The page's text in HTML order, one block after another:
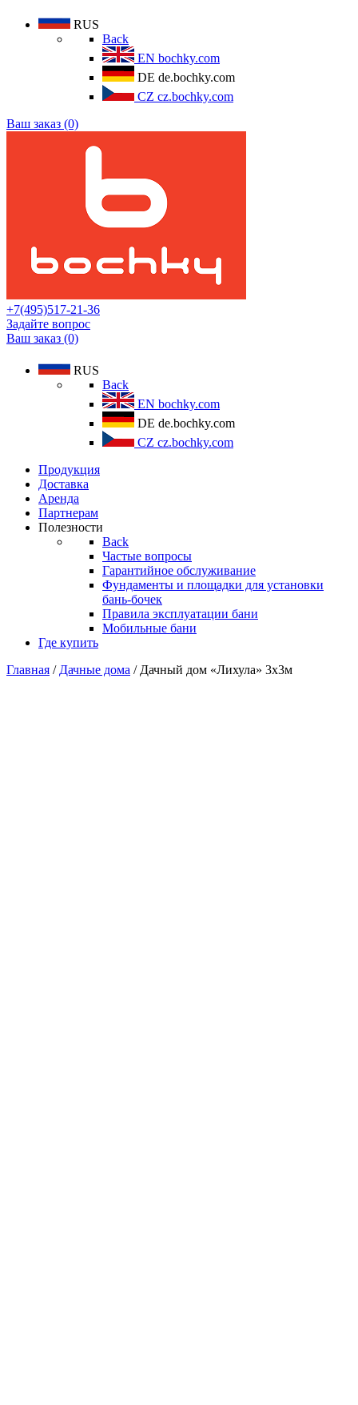
RUS
Back
EN bochky.com
DE de.bochky.com
CZ cz.bochky.com
Ваш заказ (0)
+7(495)517-21-36
Задайте вопрос
Ваш заказ (0)
RUS
Back
EN bochky.com
DE de.bochky.com
CZ cz.bochky.com
Продукция
Доставка
Аренда
Партнерам
Полезности
Back
Частые вопросы
Гарантийное обслуживание
Фундаменты и площадки для установки
бань-бочек
Правила эксплуатации бани
Мобильные бани
Где купить
Главная / Дачные дома / Дачный дом «Лихула» 3х3м